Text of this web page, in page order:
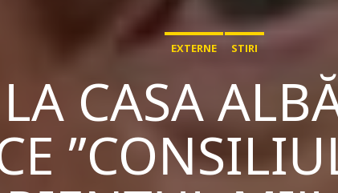
EXTERNE STIRI
CASA